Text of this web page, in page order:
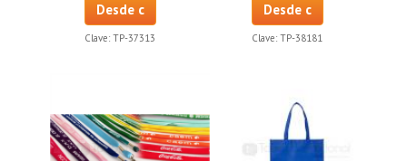
Desde c
Clave: TP-37313
Desde c
Clave: TP-38181